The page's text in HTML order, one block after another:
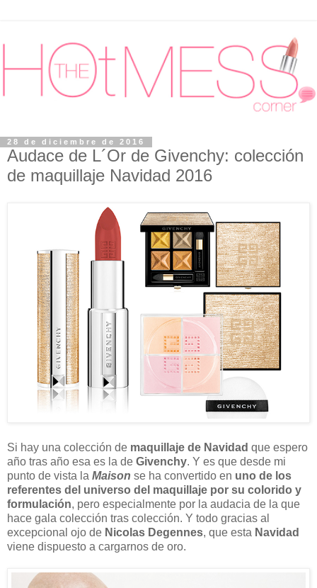
28 de diciembre de 2016
Audace de L´Or de Givenchy: colección
de maquillaje Navidad 2016
Si hay una colección de maquillaje de Navidad que espero
año tras año esa es la de Givenchy. Y es que desde mi
punto de vista la Maison se ha convertido en uno de los
referentes del universo del maquillaje por su colorido y
formulación, pero especialmente por la audacia de la que
hace gala colección tras colección. Y todo gracias al
excepcional ojo de Nicolas Degennes, que esta Navidad
viene dispuesto a cargarnos de oro.